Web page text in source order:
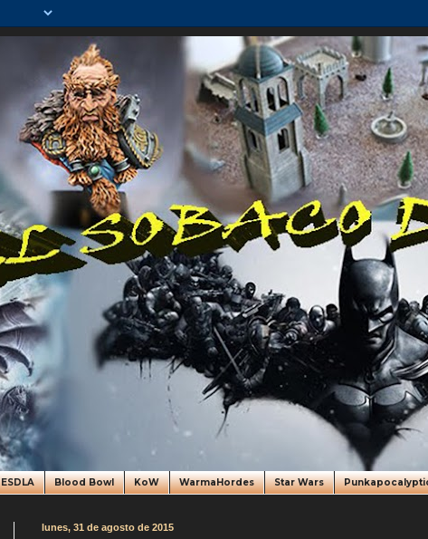
ESDLA Blood Bowl KoW WarmaHordes Star Wars
lunes, 31 de agosto de 2015